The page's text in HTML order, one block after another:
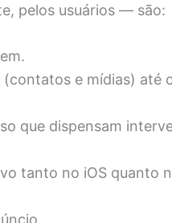
pelos usuários — são:
(contatos e mídias) até
que dispensam
tanto no iOS quanto